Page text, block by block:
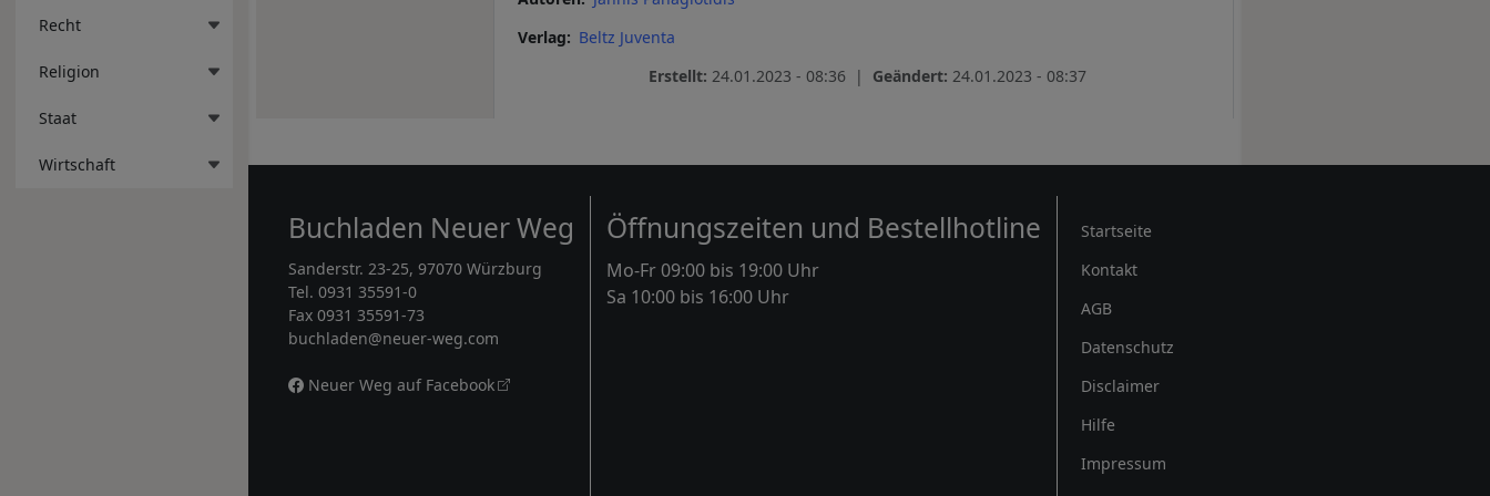
Recht
Religion
Staat
Wirtschaft
Verlag
Beltz Juventa
Erstellt: 24.01.2023 - 08:36 | Geändert: 24.01.2023 - 08:37
Buchladen Neuer Weg
Sanderstr. 23-25, 97070 Würzburg
Tel. 0931 35591-0
Fax 0931 35591-73
buchladen@neuer-weg.com
Neuer Weg auf Facebook
Öffnungszeiten und Bestellhotline
Mo-Fr 09:00 bis 19:00 Uhr
Sa 10:00 bis 16:00 Uhr
Rechtliches
Startseite
Kontakt
AGB
Datenschutz
Disclaimer
Hilfe
Impressum